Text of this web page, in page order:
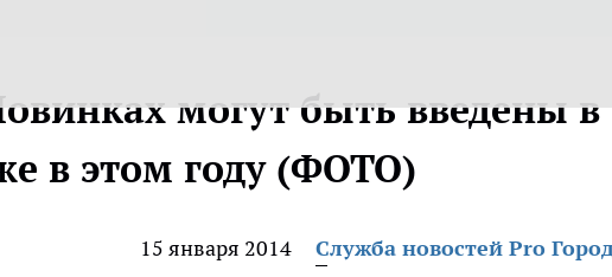
могут быть введены в
в этом году (ФОТО)
15 января 2014
Служба новостей Pro